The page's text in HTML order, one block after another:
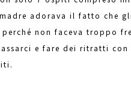
adorava il fatto che
non faceva troppo
e fare dei ritratti